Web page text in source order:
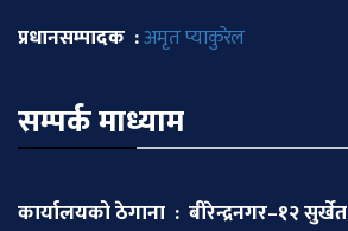
प्रधानसम्पादक :अमृत प्याकुरेल
सम्पर्क माध्याम
कार्यालयको ठेगाना : बीरेन्द्रनगर–१२ सुर्खेत